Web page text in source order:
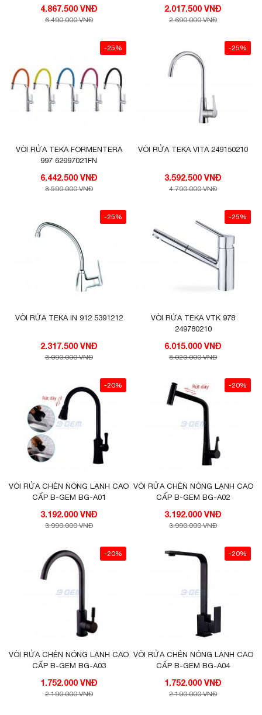
4.867.500 VNĐ
6.490.000 VNĐ
2.017.500 VNĐ
2.690.000 VNĐ
-25%
VÒI RỬA TEKA FORMENTERA
997 62997021FN
6.442.500 VNĐ
8.590.000 VNĐ
-25%
VÒI RỬA TEKA VITA 249150210
3.592.500 VNĐ
4.790.000 VNĐ
-25%
VÒI RỬA TEKA IN 912 5391212
2.317.500 VNĐ
3.090.000 VNĐ
-25%
VÒI RỬA TEKA VTK 978
249780210
6.015.000 VNĐ
8.020.000 VNĐ
-20%
VÒI RỬA CHÉN NÓNG LẠNH CAO
CẤP B-GEM BG-A01
3.192.000 VNĐ
3.990.000 VNĐ
-20%
VÒI RỬA CHÉN NÓNG LẠNH CAO
CẤP B-GEM BG-A02
3.192.000 VNĐ
3.990.000 VNĐ
-20%
VÒI RỬA CHÉN NÓNG LẠNH CAO
CẤP B-GEM BG-A03
1.752.000 VNĐ
2.190.000 VNĐ
-20%
VÒI RỬA CHÉN NÓNG LẠNH CAO
CẤP B-GEM BG-A04
1.752.000 VNĐ
2.190.000 VNĐ